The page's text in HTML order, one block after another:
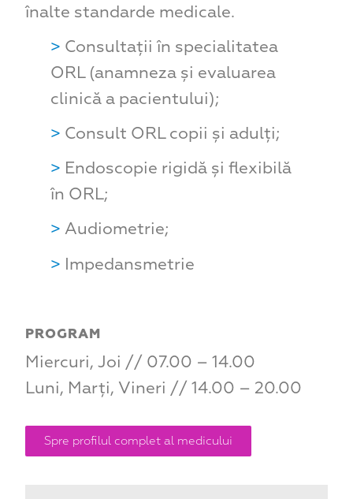
înalte standarde medicale.
Consultații în specialitatea
ORL (anamneza și evaluarea
clinică a pacientului);
Consult ORL copii și adulți;
Endoscopie rigidă și flexibilă
în ORL;
Audiometrie;
Impedansmetrie
PROGRAM
Miercuri, Joi // 07.00 – 14.00
Luni, Marți, Vineri // 14.00 – 20.00
Spre profilul complet al medicului